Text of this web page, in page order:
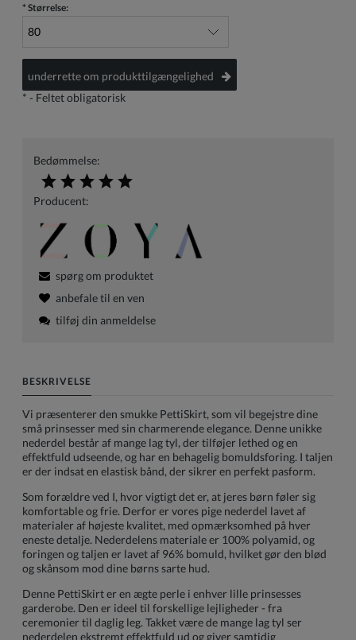
* Størrelse:
underrette om produkttilgængelighed
* - Feltet obligatorisk
Bedømmelse:
Producent:
spørg om produktet
anbefale til en ven
tilføj din anmeldelse
BESKRIVELSE
Vi præsenterer den smukke PettiSkirt, som vil begejstre dine
små prinsesser med sin charmerende elegance. Denne unikke
nederdel består af mange lag tyl, der tilføjer lethed og en
effektfuld udseende, og har en behagelig bomuldsforing. I taljen
er der indsat en elastisk bånd, der sikrer en perfekt pasform.
Som forældre ved I, hvor vigtigt det er, at jeres børn føler sig
komfortable og frie. Derfor er vores pige nederdel lavet af
materialer af højeste kvalitet, med opmærksomhed på hver
eneste detalje. Nederdelens materiale er 100% polyamid, og
foringen og taljen er lavet af 96% bomuld, hvilket gør den blød
og skånsom mod dine børns sarte hud.
Denne PettiSkirt er en ægte perle i enhver lille prinsesses
garderobe. Den er ideel til forskellige lejligheder - fra
ceremonier til daglig leg. Takket være de mange lag tyl ser
nederdelen ekstremt effektfuld ud og giver samtidig